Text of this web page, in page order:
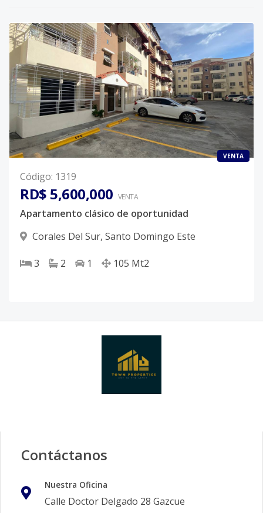
VENTA
Código: 1319
RD$ 5,600,000 VENTA
Apartamento clásico de oportunidad
Corales Del Sur, Santo Domingo Este
3 2 1 105 Mt2
Contáctanos
Nuestra Oficina
Calle Doctor Delgado 28 Gazcue